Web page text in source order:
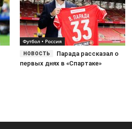
Футбол • Россия
Парада рассказал о
первых днях в «Спартаке»